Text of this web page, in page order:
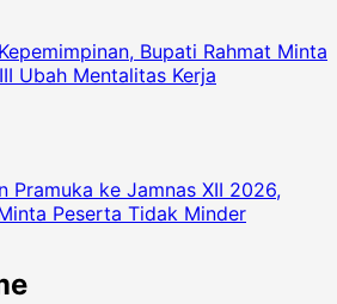
Bupati Rahmat Minta
Ubah Mentalitas Kerja
Pramuka ke Jamnas XII 2026,
Peserta Tidak Minder